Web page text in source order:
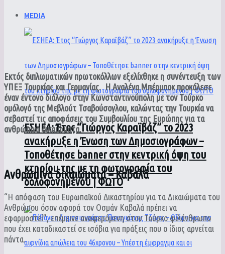
MEDIA
ΕΣΗΕΑ: Έτος “Γιώργος Καραϊβάζ” το 2023
ανακήρυξε η Ένωση των Δημοσιογράφων –
Τοποθέτησε banner στην κεντρική όψη του
κτηρίου της με τη φωτογραφία του
δολοφονημένου | ΦΩΤΟ
Εκτός διπλωματικών πρωτοκόλλων εξελίχθηκε η συνέντευξη των
ΥΠΕΞ Τουρκίας και Γερμανίας. Η Αναλένα Μπέρμποκ προκάλεσε
έναν έντονο διάλογο στην Κωνσταντινούπολη με τον Τούρκο
ομόλογό της Μεβλούτ Τσαβούσογλου, καλώντας την Τουρκία να
σεβαστεί τις αποφάσεις του Συμβουλίου της Ευρώπης για τα
ανθρώπινα δικαιώματα.
Ανθρώπινα δικαιώματα – Καβαλά
“Η απόφαση του Ευρωπαϊκού Δικαστηρίου για τα Δικαιώματα του
Ανθρώπου όσον αφορά τον Οσμάν Καβαλά πρέπει να
εφαρμοστεί”, επέμεινε αναφερόμενη στον Τούρκο φιλάνθρωπο
που έχει καταδικαστεί σε ισόβια για πράξεις που ο ίδιος αρνείται
πάντα.